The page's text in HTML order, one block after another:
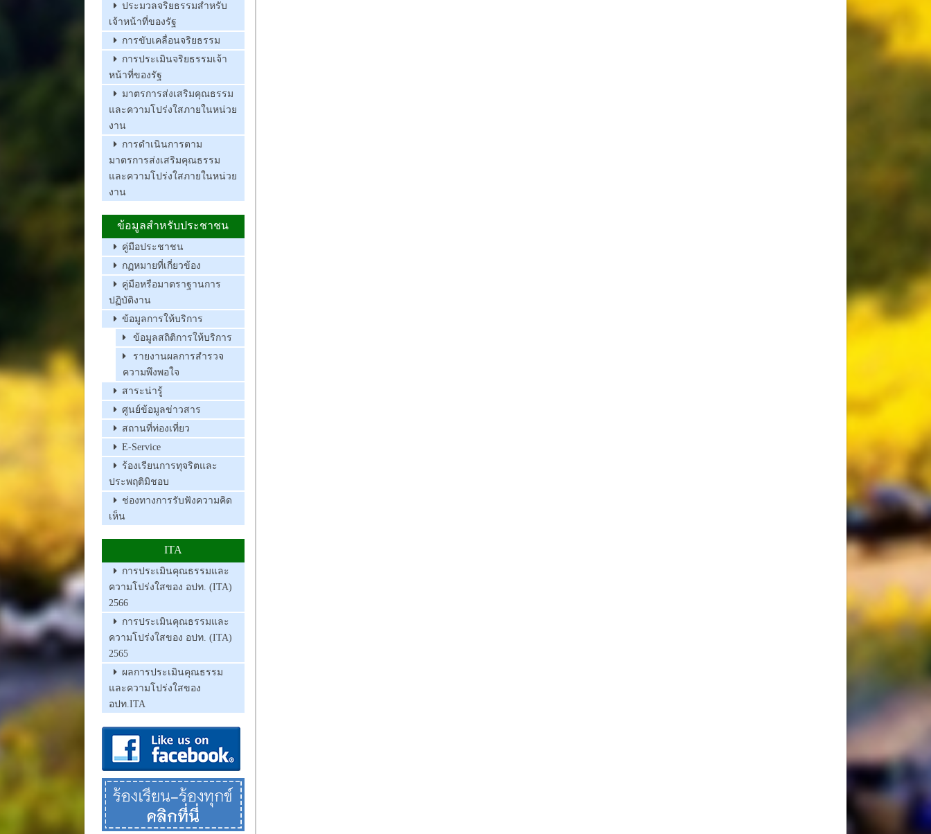
ประมวลจริยธรรมสำหรับ
เจ้าหน้าที่ของรัฐ
การขับเคลื่อนจริยธรรม
การประเมินจริยธรรมเจ้า
หน้าที่ของรัฐ
มาตรการส่งเสริมคุณธรรม
และความโปร่งใสภายในหน่วย
งาน
การดำเนินการตาม
มาตรการส่งเสริมคุณธรรม
และความโปร่งใสภายในหน่วย
งาน
ข้อมูลสำหรับประชาชน
คู่มือประชาชน
กฏหมายที่เกี่ยวข้อง
คู่มือหรือมาตราฐานการ
ปฏิบัติงาน
ข้อมูลการให้บริการ
ข้อมูลสถิติการให้บริการ
รายงานผลการสำรวจ
ความพึงพอใจ
สาระน่ารู้
ศูนย์ข้อมูลข่าวสาร
สถานที่ท่องเที่ยว
E-Service
ร้องเรียนการทุจริตและ
ประพฤติมิชอบ
ช่องทางการรับฟังความคิด
เห็น
ITA
การประเมินคุณธรรมและ
ความโปร่งใสของ อปท. (ITA)
2566
การประเมินคุณธรรมและ
ความโปร่งใสของ อปท. (ITA)
2565
ผลการประเมินคุณธรรม
และความโปร่งใสของ
อปท.ITA